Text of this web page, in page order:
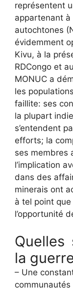
représentent
appartenant à
autochtones
évidemment
Kivu, à la
RDCongo et
MONUC a
les
faillite: ses
la plupart
s’entendent
efforts; la
ses membres
l’implication
dans des
minerais ont
à tel point que
l’opportunité
la
– Une